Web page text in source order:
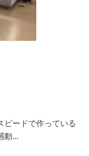
ードで作っている
動…